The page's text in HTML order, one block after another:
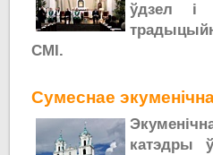
ўдзел і
СМІ.
Сумеснае
катэдры